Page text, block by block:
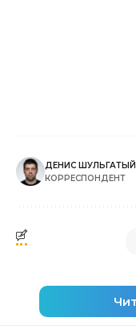
ДЕНИС ШУЛЬГАТЫЙ
КОРРЕСПОНДЕНТ